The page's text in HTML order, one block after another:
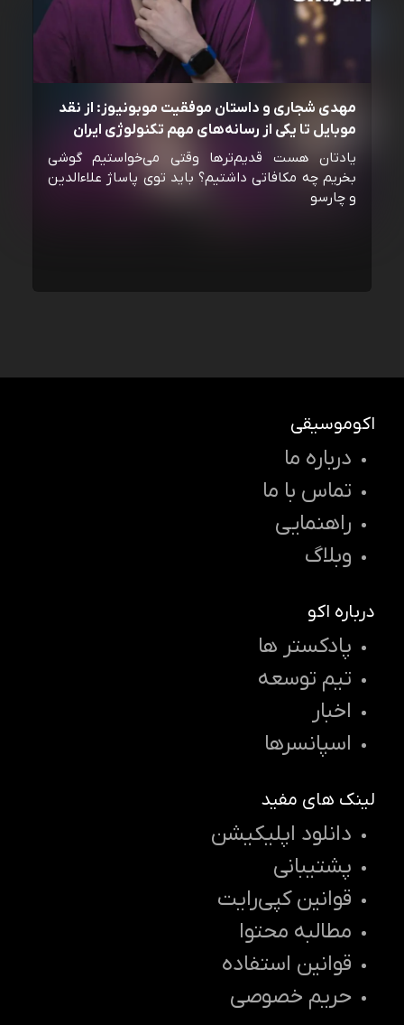
مهدی شجاری و داستان موفقیت موبونیوز: از نقد
موبایل تا یکی از رسانه‌‌های مهم تکنولوژی ایران
یادتان هست قدیم‌ترها وقتی می‌خواستیم گوشی
بخریم چه مکافاتی داشتیم؟ باید توی پاساژ علاءالدین
و چارسو
اکوموسیقی
درباره ما
تماس با ما
راهنمایی
وبلاگ
درباره اکو
پادکستر ها
تیم توسعه
اخبار
اسپانسرها
لینک های مفید
دانلود اپلیکیشن
پشتیبانی
قوانین کپی‌رایت
مطالبه محتوا
قوانین استفاده
حریم خصوصی